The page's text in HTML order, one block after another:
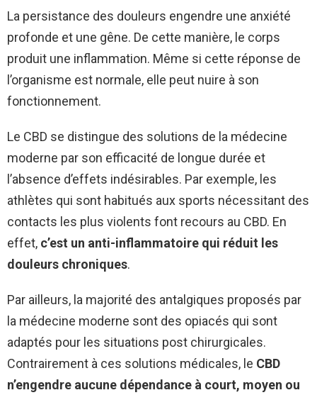
La persistance des douleurs engendre une anxiété
profonde et une gêne. De cette manière, le corps
produit une inflammation. Même si cette réponse de
l’organisme est normale, elle peut nuire à son
fonctionnement.
Le CBD se distingue des solutions de la médecine
moderne par son efficacité de longue durée et
l’absence d’effets indésirables. Par exemple, les
athlètes qui sont habitués aux sports nécessitant des
contacts les plus violents font recours au CBD. En
effet, c’est un anti-inflammatoire qui réduit les
douleurs chroniques.
Par ailleurs, la majorité des antalgiques proposés par
la médecine moderne sont des opiacés qui sont
adaptés pour les situations post chirurgicales.
Contrairement à ces solutions médicales, le CBD
n’engendre aucune dépendance à court, moyen ou